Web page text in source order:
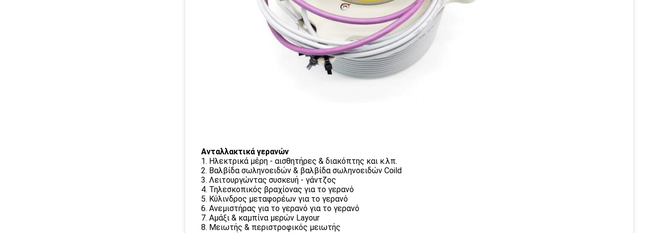
Ανταλλακτικά γερανών
1. Ηλεκτρικά μέρη - αισθητήρες & διακόπτης και κ.λπ.
2. Βαλβίδα σωληνοειδών & βαλβίδα σωληνοειδών Coild
3. Λειτουργώντας συσκευή - γάντζος
4. Τηλεσκοπικός βραχίονας για το γερανό
5. Κύλινδρος μεταφορέων για το γερανό
6. Ανεμιστήρας για το γερανό για το γερανό
7. Αμάξι & καμπίνα μερών Layour
8. Μειωτής & περιστροφικός μειωτής